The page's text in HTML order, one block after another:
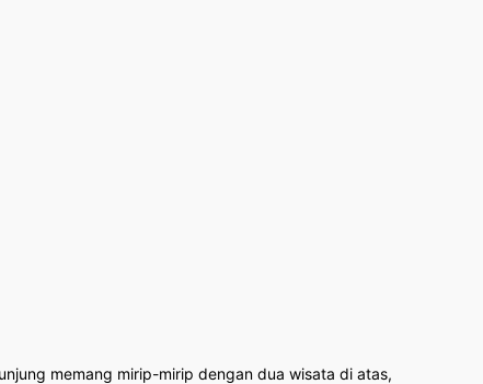
memang mirip-mirip dengan dua wisata di atas,